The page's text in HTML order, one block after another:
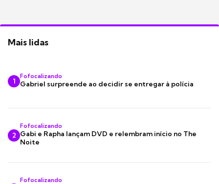
Mais lidas
1
Fofocalizando
Gabriel surpreende ao decidir se entregar à polícia
2
Fofocalizando
Gabi e Rapha lançam DVD e relembram início no The
Noite
Fofocalizando